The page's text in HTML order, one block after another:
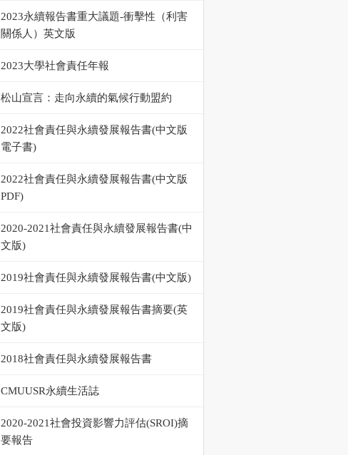
2023永續報告書重大議題-衝擊性（利害
關係人）英文版
2023大學社會責任年報
松山宣言：走向永續的氣候行動盟約
2022社會責任與永續發展報告書(中文版
電子書)
2022社會責任與永續發展報告書(中文版
PDF)
2020-2021社會責任與永續發展報告書(中
文版)
2019社會責任與永續發展報告書(中文版)
2019社會責任與永續發展報告書摘要(英
文版)
2018社會責任與永續發展報告書
CMUUSR永續生活誌
2020-2021社會投資影響力評估(SROI)摘
要報告